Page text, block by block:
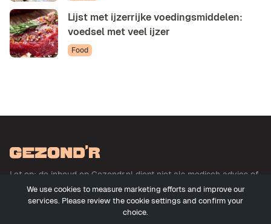
Lijst met ijzerrijke voedingsmiddelen:
voedsel met veel ijzer
Food
Let op: de inhoud op Gezondr.nl dient niet als medisch advies of
basis voor medisch advies en betreft geen uitoefening der
geneeskunde. Meer informatie
We use cookies to measure marketing efforts and improve our
services. Please review the cookie settings and confirm your
choice.